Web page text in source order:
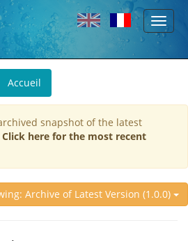
to main content
Toggle
Accueil
snapshot of the latest
Click here for the most recent
Archive of Latest Version (1.0.0)